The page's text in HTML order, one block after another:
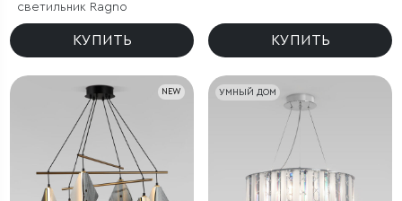
светильник Ragno
КУПИТЬ КУПИТЬ
NEW УМНЫЙ ДОМ